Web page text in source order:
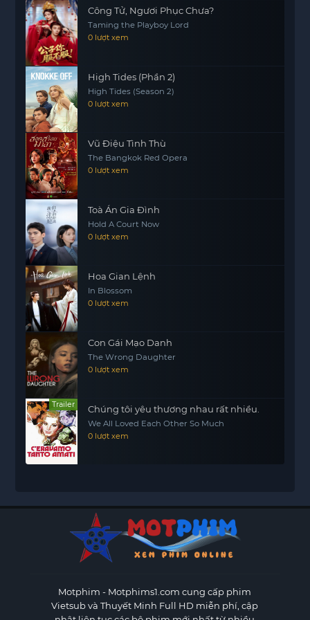
thân và những giá trị nhân văn. Người xem sẽ
được trải nghiệm một thế giới kỳ diệu với những
hình ảnh sống động và âm thanh cuốn hút, mang
lại nhiều cảm xúc cho khán giả.
Công Tử, Ngươi Phục Chưa?
Taming the Playboy Lord
0 lượt xem
High Tides (Phần 2)
High Tides (Season 2)
0 lượt xem
Vũ Điệu Tình Thù
The Bangkok Red Opera
0 lượt xem
Toà Án Gia Đình
Hold A Court Now
0 lượt xem
Hoa Gian Lệnh
In Blossom
0 lượt xem
Con Gái Mạo Danh
The Wrong Daughter
0 lượt xem
Trailer Chúng tôi yêu thương nhau rất nhiều.
We All Loved Each Other So Much
0 lượt xem
Motphim - Motphims1.com cung cấp phim
Vietsub và Thuyết Minh Full HD miễn phí, cập